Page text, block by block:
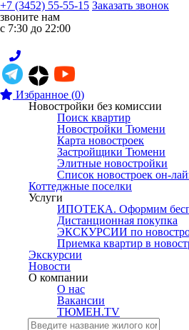
+7 (3452) 55-55-15 Заказать звонок
звоните нам
с 7:30 до 22:00
Избранное (0)
Новостройки без комиссии
Поиск квартир
Новостройки Тюмени
Карта новостроек
Застройщики Тюмени
Элитные новостройки
Список новостроек он-
Коттеджные поселки
Услуги
ИПОТЕКА. Оформим
Дистанционная покупка
ЭКСКУРСИИ по
Приемка квартир в
Экскурсии
Новости
О компании
О нас
Вакансии
ТЮМЕН.TV